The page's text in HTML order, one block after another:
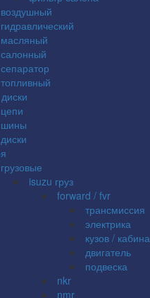
воздушный
гидравлический
масляный
салонный
сепаратор
топливный
цепи
шины
диски
грузовые
isuzu груз
forward / fvr
трансмиссия
электрика
кузов / кабина
двигатель
подвеска
nkr
nmr